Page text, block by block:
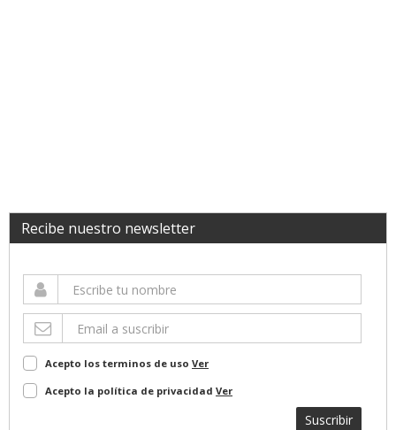
Recibe nuestro newsletter
Acepto los terminos de uso Ver
Acepto la política de privacidad Ver
Suscribir